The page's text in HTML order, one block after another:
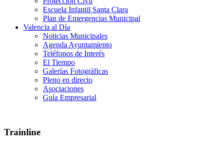
Escuela Infantil Santa Clara
Plan de Emergencias Municipal
Valencia al Día
Noticias Municipales
Agenda Ayuntamiento
Teléfonos de Interés
El Tiempo
Galerías Fotográficas
Pleno en directo
Asociaciones
Guía Empresarial
Trainline